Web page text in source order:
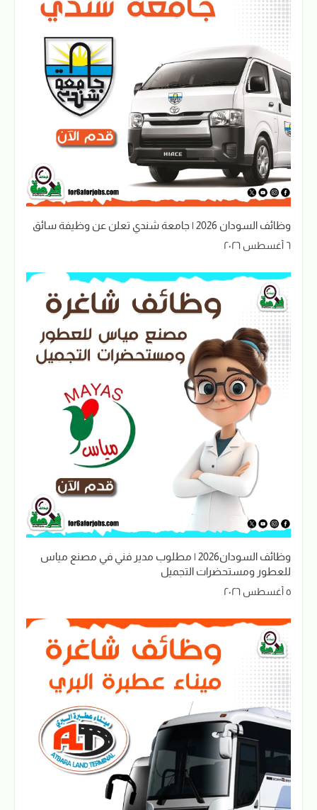
وظائف السودان 2026 | جامعة شندي تعلن عن وظيفة سائق
٦ أغسطس ٢٠٢٦
وظائف السودان2026 | مطلوب مدير فني في مصنع مياس
للعطور ومستحضرات التجميل
٥ أغسطس ٢٠٢٦